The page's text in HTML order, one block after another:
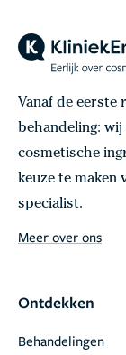
Vanaf de eerste
behandeling:
cosmetische
keuze te maken
specialist.
Meer over ons
Ontdekken
Behandelingen